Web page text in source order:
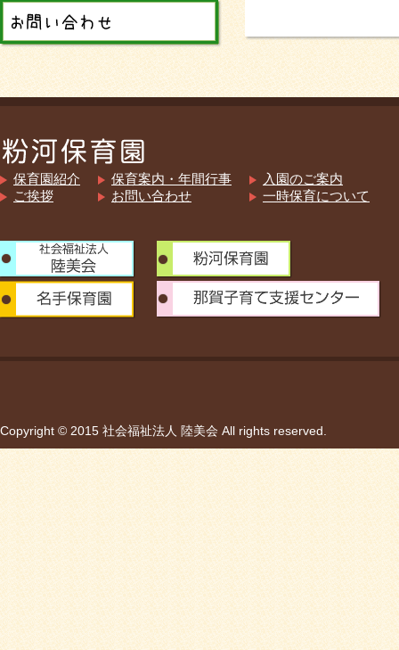
保育園紹介
ご挨拶
保育案内・年間行事
お問い合わせ
入園のご案内
一時保育について
Copyright © 2015 社会福祉法人 陸美会 All rights reserved.